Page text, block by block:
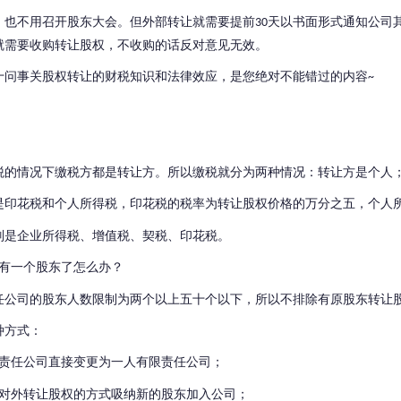
不用召开股东大会。 但外部转让就需要提前30天以书面形式通知公司
要收购转让股权，不收购的话反对意见无效。
事关股权转让的财税知识和法律效应，是您绝对不能错过的内容~
情况下缴税方都是转让方。 所以缴税就分为两种情况：转让方是个人
花税和个人所得税， 印花税的税率为转让股权价格的万分之五，个人
企业所得税、增值税、契税、印花税。
一个股东了怎么办？
司的股东人数限制为两个以上五十个以下，所以不排除有原股东转让
式：
任公司直接变更为一人有限责任公司；
外转让股权的方式吸纳新的股东加入公司；